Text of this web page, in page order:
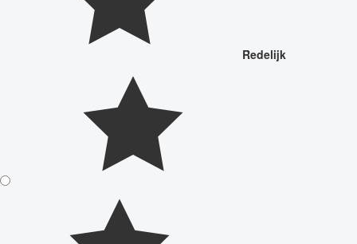
Redelijk